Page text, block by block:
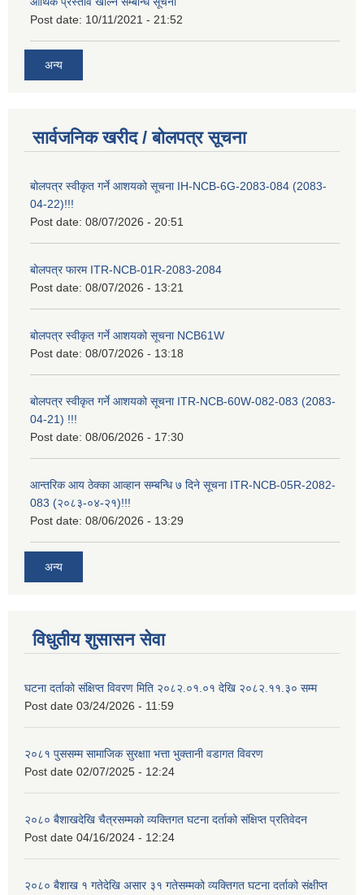
Post date: 10/11/2021 - 21:52
अन्य
सार्वजनिक खरीद / बोलपत्र सूचना
बोलपत्र स्वीकृत गर्ने आशयको सूचना IH-NCB-6G-2083-084 (2083-
04-22)!!!
Post date: 08/07/2026 - 20:51
बोलपत्र फारम ITR-NCB-01R-2083-2084
Post date: 08/07/2026 - 13:21
बोलपत्र स्वीकृत गर्ने आशयको सूचना NCB61W
Post date: 08/07/2026 - 13:18
बोलपत्र स्वीकृत गर्ने आशयको सूचना ITR-NCB-60W-082-083 (2083-
04-21) !!!
Post date: 08/06/2026 - 17:30
आन्तरिक आय ठेक्का आव्हान सम्बन्धि ७ दिने सूचना ITR-NCB-05R-2082-
083 (२०८३-०४-२१)!!!
Post date: 08/06/2026 - 13:29
अन्य
विधुतीय शुसासन सेवा
घटना दर्ताको संक्षिप्त विवरण मिति २०८२.०१.०१ देखि २०८२.११.३० सम्म
Post date 03/24/2026 - 11:59
२०८१ पुससम्म सामाजिक सुरक्षाा भत्ता भुक्तानी वडागत विवरण
Post date 02/07/2025 - 12:24
२०८० बैशाखदेखि चैत्रसम्मको व्यक्तिगत घटना दर्ताको संक्षिप्त प्रतिवेदन
Post date 04/16/2024 - 12:24
२०८० बैशाख १ गतेदेखि असार ३१ गतेसम्मको व्यक्तिगत घटना दर्ताको संक्षीप्त